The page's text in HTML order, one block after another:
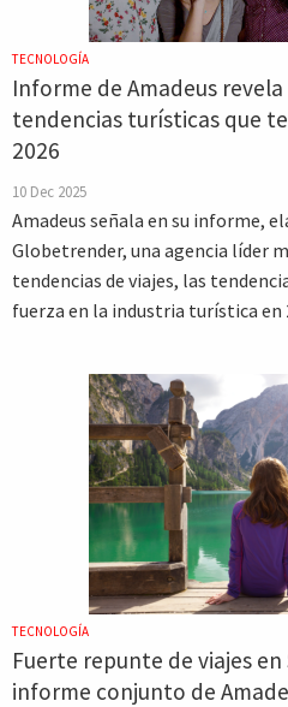
TECNOLOGÍA
Informe de Amadeus
tendencias turísticas que
2026
10 Dec 2025
Amadeus señala en su informe,
Globetrender, una agencia líder
tendencias de viajes, las
fuerza en la industria turística en
TECNOLOGÍA
Fuerte repunte de viajes
informe conjunto de